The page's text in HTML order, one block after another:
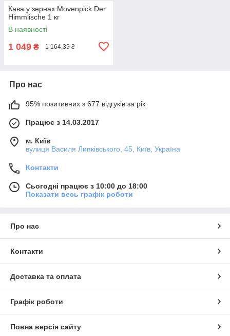
Кава у зернах Movenpick Der
Himmlische 1 кг
В наявності
1 049 ₴ 1 164,39 ₴
Про нас
95% позитивних з 677 відгуків за рік
Працює з 14.03.2017
м. Київ
вулиця Василя Липківського, 45, Київ, Україна
Контакти
Сьогодні працює з 10:00 до 18:00
Показати весь графік роботи
Про нас
Контакти
Доставка та оплата
Графік роботи
Повна версія сайту